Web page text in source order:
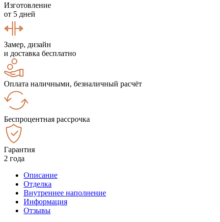
Изготовление
от 5 дней
Замер, дизайн
и доставка бесплатно
Оплата наличными, безналичный расчёт
Беспроцентная рассрочка
Гарантия
2 года
Описание
Отделка
Внутреннее наполнение
Информация
Отзывы